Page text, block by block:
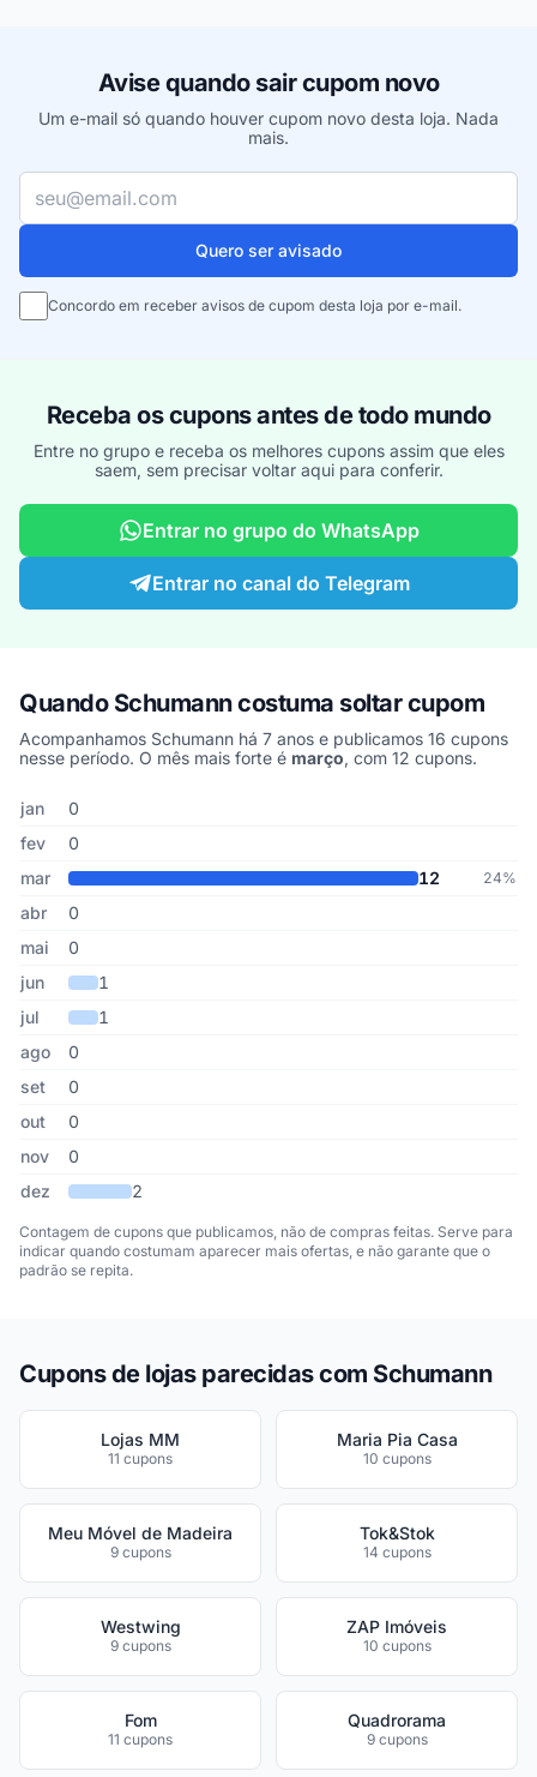
Avise quando sair cupom novo
Um e-mail só quando houver cupom novo desta loja. Nada
mais.
Quero ser avisado
Concordo em receber avisos de cupom desta loja por e-mail.
Receba os cupons antes de todo mundo
Entre no grupo e receba os melhores cupons assim que eles
saem, sem precisar voltar aqui para conferir.
Entrar no grupo do WhatsApp
Entrar no canal do Telegram
Quando Schumann costuma soltar cupom
Acompanhamos Schumann há 7 anos e publicamos 16 cupons
nesse período. O mês mais forte é março, com 12 cupons.
Cupons de Schumann publicados por mês, somando os últimos 7
Mês Cupons publicados
jan
0
fev
0
mar
12 24%
abr
0
mai
0
jun
1
jul
1
ago
0
set
0
out
0
nov
0
dez
2
Contagem de cupons que publicamos, não de compras feitas. Serve para
indicar quando costumam aparecer mais ofertas, e não garante que o
padrão se repita.
Cupons de lojas parecidas com Schumann
Lojas MM
11 cupons
Maria Pia Casa
10 cupons
Meu Móvel de Madeira
9 cupons
Tok&Stok
14 cupons
Westwing
9 cupons
ZAP Imóveis
10 cupons
Fom
11 cupons
Quadrorama
9 cupons